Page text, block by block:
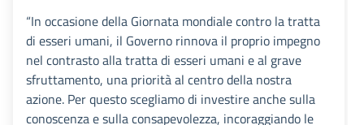
“In occasione della Giornata mondiale contro la tratta
di esseri umani, il Governo rinnova il proprio impegno
nel contrasto alla tratta di esseri umani e al grave
sfruttamento, una priorità al centro della nostra
azione. Per questo scegliamo di investire anche sulla
conoscenza e sulla consapevolezza, incoraggiando le